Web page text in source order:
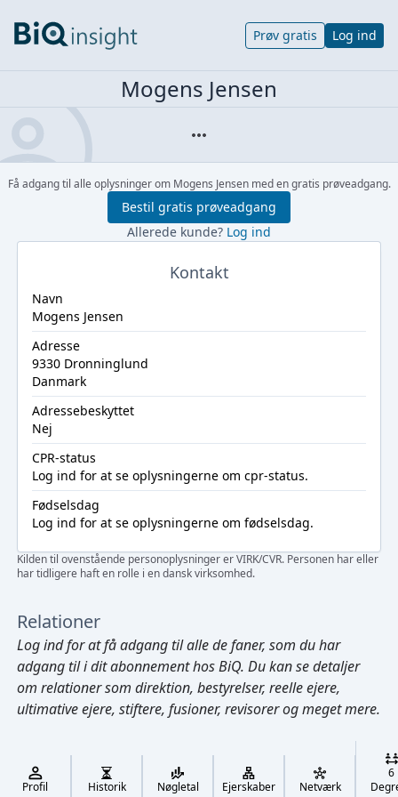
Cmd/Ctrl + K
Prøv gratis Log ind
Mogens Jensen
Få adgang til alle oplysninger om Mogens Jensen med en gratis prøveadgang.
Bestil gratis prøveadgang
Allerede kunde? Log ind
Kontakt
Navn
Mogens Jensen
Adresse
9330 Dronninglund
Danmark
Adressebeskyttet
Nej
CPR-status
Log ind for at se oplysningerne om cpr-status.
Fødselsdag
Log ind for at se oplysningerne om fødselsdag.
Kilden til ovenstående personoplysninger er VIRK/CVR. Personen har eller
har tidligere haft en rolle i en dansk virksomhed.
Relationer
Log indfor at få adgang til alle de faner, som du har
adgang til i dit abonnement hos BiQ. Du kan se detaljer
om relationer som direktion, bestyrelser, reelle ejere,
ultimative ejere, stiftere, fusioner, revisorer og meget mere.
Profil Historik Nøgletal Ejerskaber Netværk
6